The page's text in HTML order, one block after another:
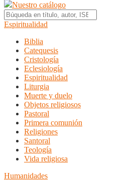
Nuestro catálogo
Espiritualidad
Biblia
Catequesis
Cristología
Eclesiología
Espiritualidad
Liturgia
Muerte y duelo
Objetos religiosos
Pastoral
Primera comunión
Religiones
Santoral
Teología
Vida religiosa
Humanidades